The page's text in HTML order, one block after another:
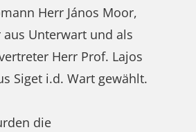
Herr János Moor,
Unterwart und als
Herr Prof. Lajos
Siget i.d. Wart gewählt.
die